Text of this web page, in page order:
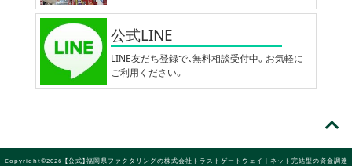
公式LINE
LINE友だち登録で、無料相談受付中。お気軽に
ご利用ください。
Copyright©2026 【公式】福岡県ファクタリングの株式会社トラストゲートウェイ｜ネット完結型の資金調達